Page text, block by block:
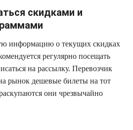
скидками и
информацию о текущих скидках
регулярно посещать
на рассылку. Перевозчик
рынок дешевые билеты на тот
они чрезвычайно